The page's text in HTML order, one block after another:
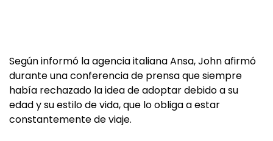
Según informó la agencia italiana Ansa, John afirmó
durante una conferencia de prensa que siempre
había rechazado la idea de adoptar debido a su
edad y su estilo de vida, que lo obliga a estar
constantemente de viaje.